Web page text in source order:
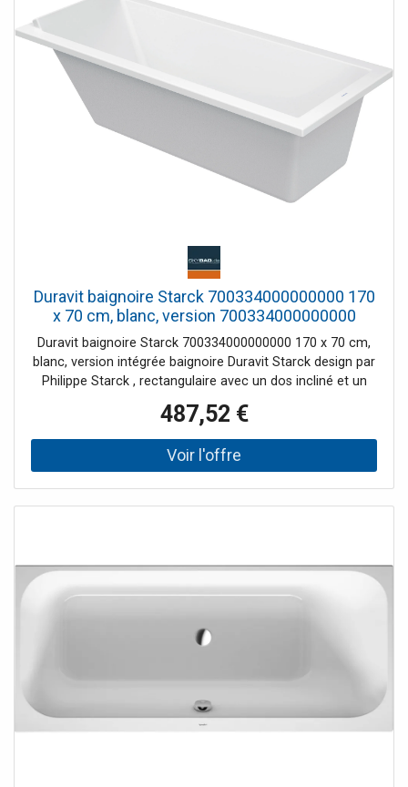
Duravit baignoire Starck 700334000000000 170
x 70 cm, blanc, version 700334000000000
Duravit baignoire Starck 700334000000000 170 x 70 cm,
blanc, version intégrée baignoire Duravit Starck design par
Philippe Starck , rectangulaire avec un dos incliné et un
version Duravit ou pour habillage. Options de montage:
cadre de base # 790100 ou support de baignoire #
791442. Baignoire de forme basique et interne
rectangulaire. Profondeur intérieure 460 mm. Largeur de
de vidage et trop-plein Quadroval en chrome. Options
pour les systèmes balnéo: Air-System, Jet-System, Combi
nette 230 litres. Blanc. N ° de commande.
700334000000000
487,52 €